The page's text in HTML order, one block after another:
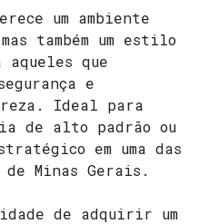
um ambiente
também um estilo
que
e
Ideal para
de alto padrão ou
em uma das
Minas Gerais.
de adquirir um